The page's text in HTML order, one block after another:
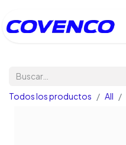
Todos los productos All